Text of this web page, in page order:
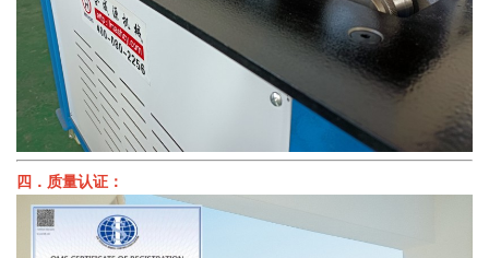
四．质量认证：